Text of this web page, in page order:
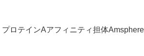
ロテインAアフィニティ担体